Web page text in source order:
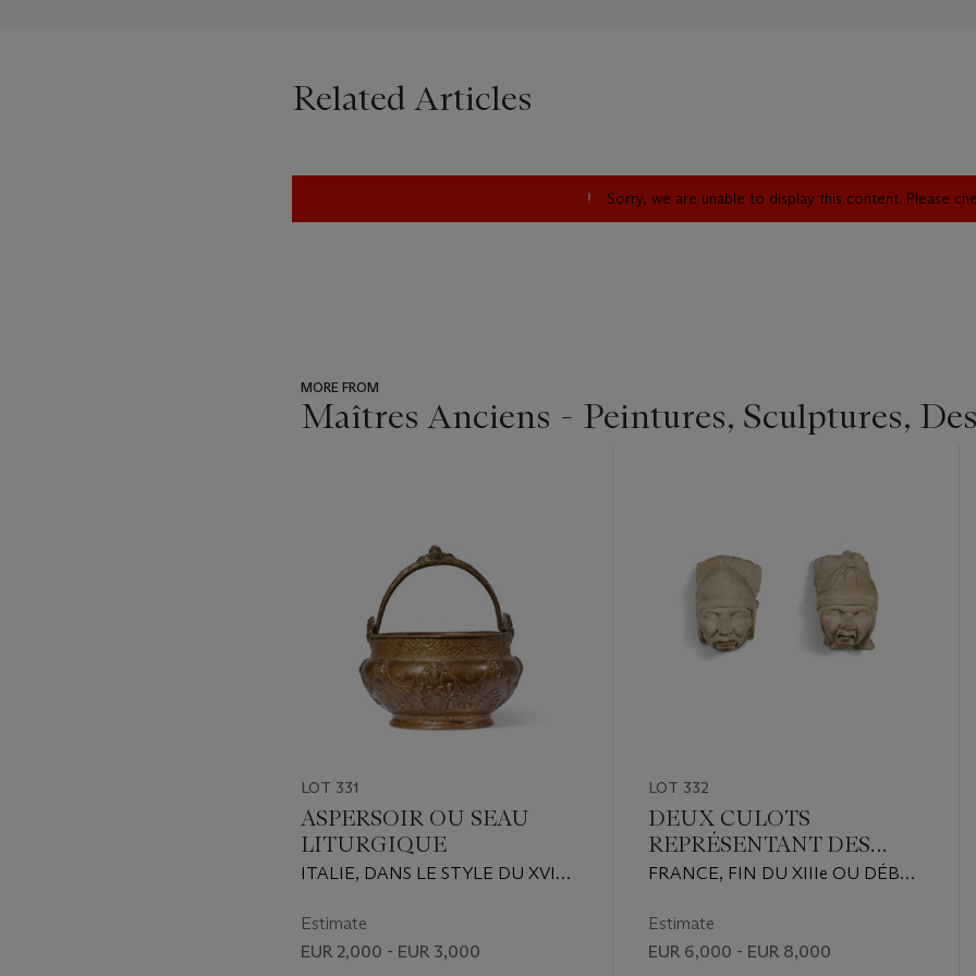
Related Articles
Sorry, we are unable to display this content. Please
MORE FROM
Maîtres Anciens - Peintures, Sculptures,
LOT 331
ASPERSOIR OU SEAU
LITURGIQUE
ITALIE, DANS LE STYLE DU XVIe
Estimate
EUR 2,000 - EUR 3,000
LOT 332
DEUX CULOTS
REPRÉSENTANT DES
TÊTES DE SOLDATS
FRANCE, FIN DU XIIIe OU DÉBUT
Estimate
EUR 6,000 - EUR 8,000